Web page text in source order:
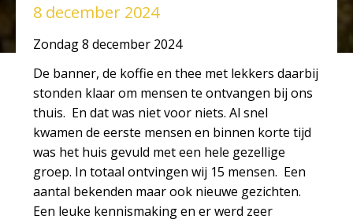
8 december 2024
Zondag 8 december 2024
De banner, de koffie en thee met lekkers daarbij
stonden klaar om mensen te ontvangen bij ons
thuis. En dat was niet voor niets. Al snel
kwamen de eerste mensen en binnen korte tijd
was het huis gevuld met een hele gezellige
groep. In totaal ontvingen wij 15 mensen. Een
aantal bekenden maar ook nieuwe gezichten.
Een leuke kennismaking en er werd zeer